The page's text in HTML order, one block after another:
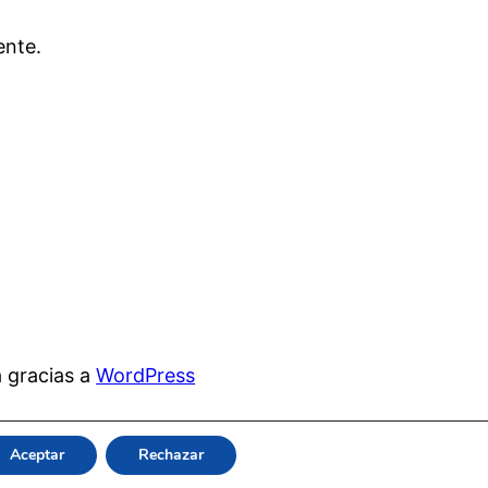
gracias aWordPress
Aceptar Rechazar